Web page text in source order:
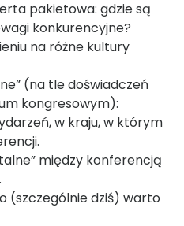
pakietowa: gdzie są
konkurencyjne?
na różne kultury
(na tle doświadczeń
kongresowym):
w kraju, w którym
między konferencją
(szczególnie dziś) warto